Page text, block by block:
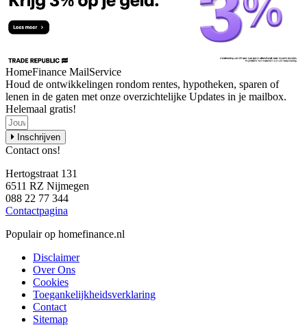
HomeFinance MailService
Houd de ontwikkelingen rondom rentes, hypotheken, sparen of
lenen in de gaten met onze overzichtelijke Updates in je mailbox.
Helemaal gratis!
Inschrijven
Contact ons!
Hertogstraat 131
6511 RZ Nijmegen
088 22 77 344
Contactpagina
Populair op homefinance.nl
Disclaimer
Over Ons
Cookies
Toegankelijkheidsverklaring
Contact
Sitemap